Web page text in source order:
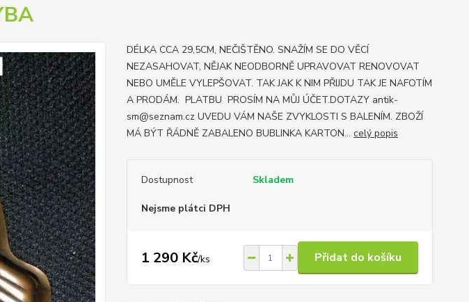
DÉLKA CCA 29,5CM, NEČIŠTĚNO. SNAŽÍM SE DO VĚCÍ
NEZASAHOVAT, NĚJAK NEODBORNĚ UPRAVOVAT RENOVOVAT
NEBO UMĚLE VYLEPŠOVAT. TAK JAK K NIM PŘIJDU TAK JE NAFOTÍM
A PRODÁM. PLATBU PROSÍM NA MŮJ ÚČET.DOTAZY antik-
sm@seznam.cz UVEDU VÁM NAŠE ZVYKLOSTI S BALENÍM. ZBOŽÍ
MÁ BÝT ŘÁDNĚ ZABALENO BUBLINKA KARTON... celý popis
Dostupnost Skladem
Nejsme plátci DPH
1 290 Kč/ks Přidat do košíku